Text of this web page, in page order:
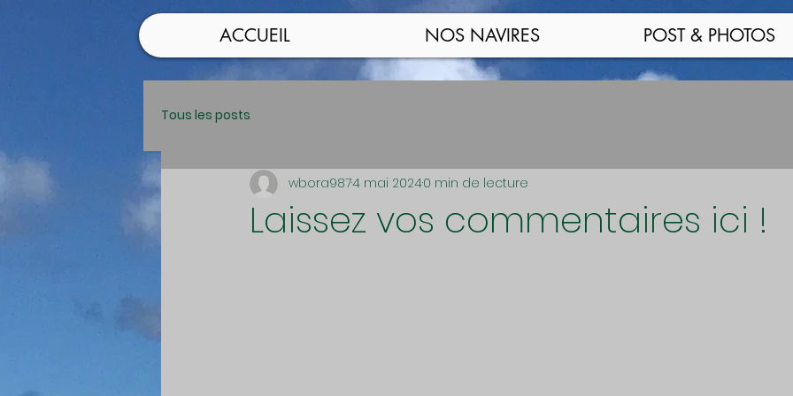
ACCUEIL NOS NAVIRES POST & PHOTOS
Tous les posts
Laissez vos commentaires ici !
wbora9874 mai 20240 min de lecture